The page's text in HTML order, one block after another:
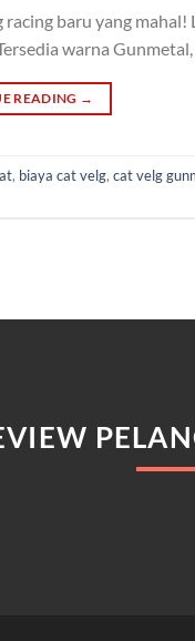
baru yang
warna Gunmetal,
READING →
, biaya cat velg, cat velg